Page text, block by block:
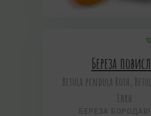
Береза
Betula pendula Roth,
Ehrh.
БЕРЕЗА